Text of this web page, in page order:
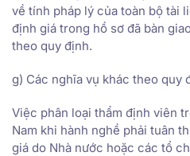
về tính pháp lý của toàn bộ tài
định giá trong hồ sơ đã bàn
theo quy định.
g) Các nghĩa vụ khác theo quy
Việc phân loại thẩm định viên
Nam khi hành nghề phải tuân
giá do Nhà nước hoặc các tổ